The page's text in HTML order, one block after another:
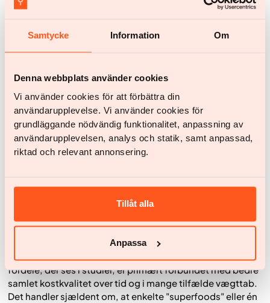
Samtycke Information Om
Denna webbplats använder cookies
Vi använder cookies för att förbättra din
användarupplevelse. Vi använder cookies för
grundläggande nödvändig funktionalitet, anpassning av
användarupplevelsen, analys och statik, samt anpassad,
riktad och relevant annonsering.
Tillåt alla
Anpassa
fibre og umættede fedtstoffer.
kombinationen af næringsrige fødevarer som helhed –
ikke tilstedeværelsen af ét bestemt "superfood".
Opsummering
Antiinflammatorisk kost er et bredt begreb og henviser
sjældent til en streng diæt. Det forstås bedre som en
måde at spise på, der fokuserer på flere næringstætte
fødevarer og færre ultraforarbejdede produkter.
Inflammation er en vigtig del af immunsystemet, men når
sig til kronisk inflammation og være forbundet med en
højere risiko for kroniske sygdomme.
grøntsager, bælgfrugter, fuldkorn, bær, nødder og fed fisk
samt mindre sukker, hurtigfordøjelige kulhydrater og
energitætte fødevarer med ringe næringsværdi. De
fordele, der ses i studier, er primært forbundet med bedre
samlet kostkvalitet over tid og i mange tilfælde vægttab.
Det handler sjældent om, at enkelte "superfoods" eller én